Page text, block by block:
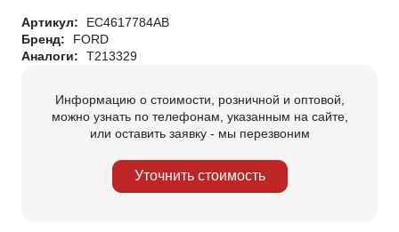
Артикул:
EC4617784AB
Бренд:
FORD
Аналоги:
T213329
Информацию о стоимости, розничной и оптовой,
можно узнать по телефонам, указанным на сайте,
или оставить заявку - мы перезвоним
Уточнить стоимость